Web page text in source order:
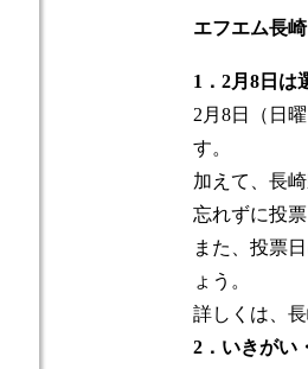
エフエム長
1．2月8日は
2月8日（日
す。
加えて、長
忘れずに投票
また、投票
ょう。
詳しくは、
2．いきがい